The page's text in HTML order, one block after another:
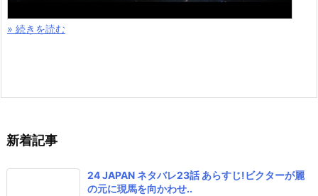
» 続きを読む
新着記事
24 JAPAN ネタバレ23話 あらすじ!ビクターが麗
の元に現馬を向かわせ..